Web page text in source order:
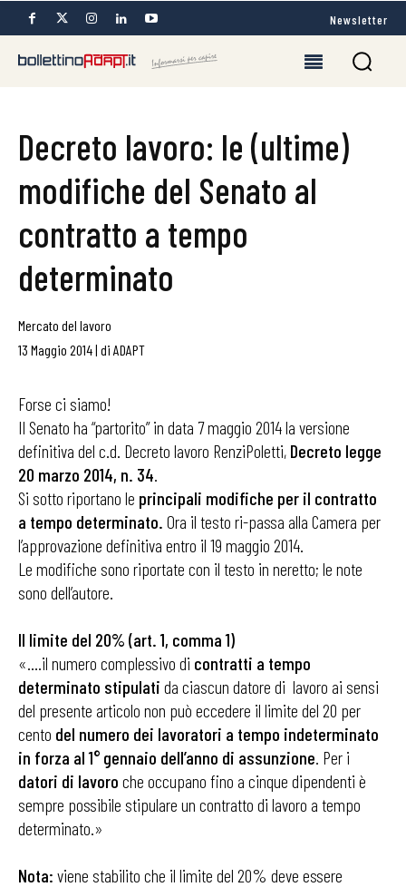
Newsletter
Decreto lavoro: le (ultime)
modifiche del Senato al
contratto a tempo
determinato
Mercato del lavoro
13 Maggio 2014| di ADAPT
Forse ci siamo!
Il Senato ha “partorito” in data 7 maggio 2014 la versione
definitiva del c.d. Decreto lavoro RenziPoletti, Decreto legge
20 marzo 2014, n. 34.
Si sotto riportano le principali modifiche per il contratto
a tempo determinato. Ora il testo ri-passa alla Camera per
l’approvazione definitiva entro il 19 maggio 2014.
Le modifiche sono riportate con il testo in neretto; le note
sono dell’autore.
Il limite del 20% (art. 1, comma 1)
«….il numero complessivo di contratti a tempo
determinato stipulati da ciascun datore di lavoro ai sensi
del presente articolo non può eccedere il limite del 20 per
cento del numero dei lavoratori a tempo indeterminato
in forza al 1° gennaio dell’anno di assunzione. Per i
datori di lavoro che occupano fino a cinque dipendenti è
sempre possibile stipulare un contratto di lavoro a tempo
determinato.»
Nota: viene stabilito che il limite del 20% deve essere